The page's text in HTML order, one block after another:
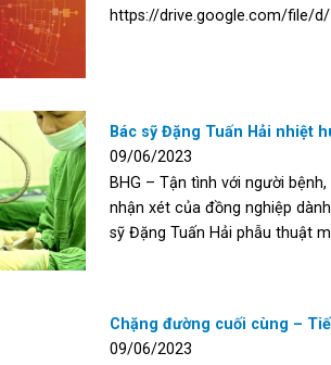
https://drive.google.com/file/d/
Bác sỹ Đặng Tuấn Hải nhiệt
09/06/2023
BHG – Tận tình với người
nhận xét của đồng nghiệp
sỹ Đặng Tuấn Hải phẫu thuật
Chặng đường cuối cùng –
09/06/2023